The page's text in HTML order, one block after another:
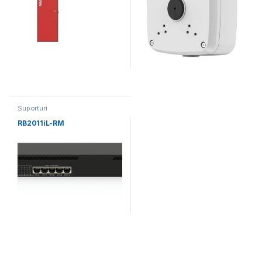
Suporturi
RB2011iL-RM